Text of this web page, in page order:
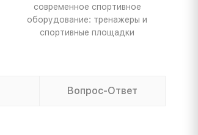
современное спортивное
оборудование: тренажеры и
спортивные площадки
Вопрос-Ответ